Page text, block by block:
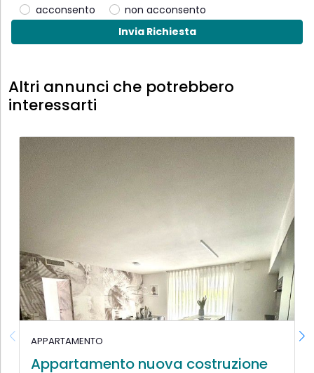
acconsento
non acconsento
Invia Richiesta
Altri annunci che potrebbero
interessarti
APPARTAMENTO
Appartamento nuova costruzione